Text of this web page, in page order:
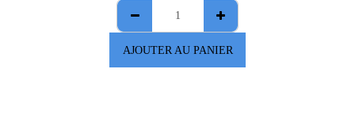
AJOUTER AU PANIER